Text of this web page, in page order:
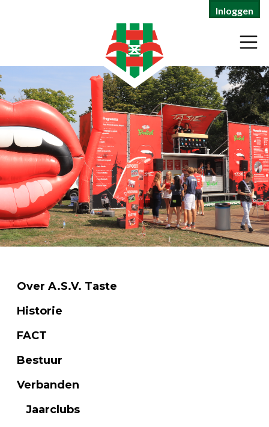
Inloggen
Over A.S.V. Taste
Historie
FACT
Bestuur
Verbanden
Jaarclubs